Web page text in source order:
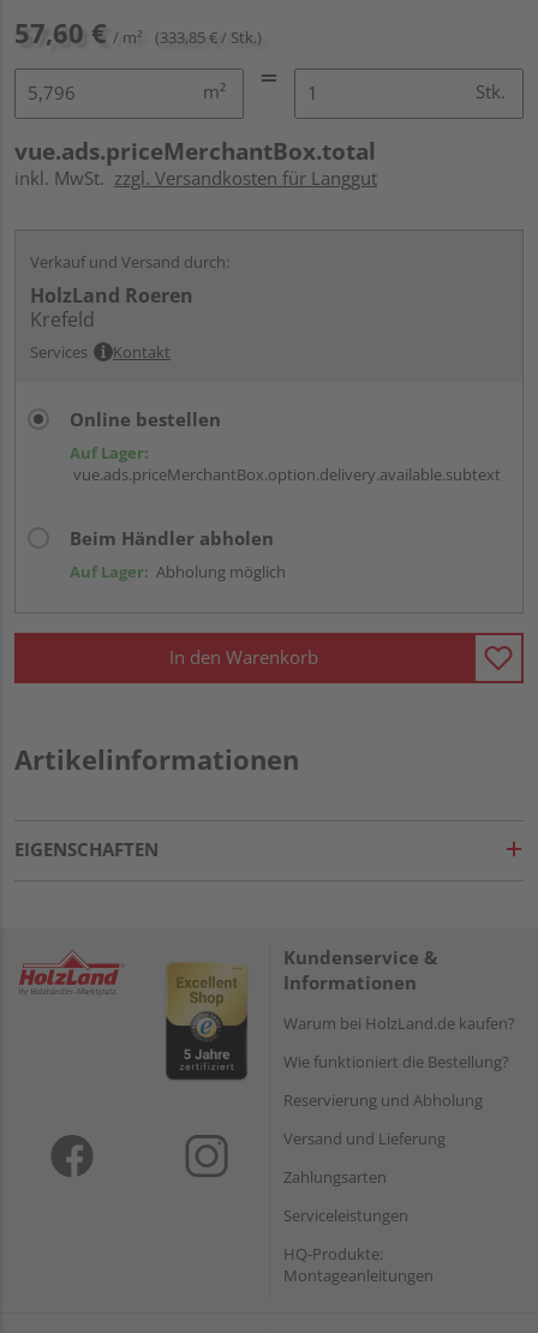
57,60 € / m² (333,85 € / Stk.)
m² Stk.
vue.ads.priceMerchantBox.total
inkl. MwSt. zzgl. Versandkosten für Langgut
Verkauf und Versand durch:
HolzLand Roeren
Krefeld
Services Kontakt
Online bestellen
Auf Lager:
vue.ads.priceMerchantBox.option.delivery.available.subtext
Beim Händler abholen
Auf Lager: Abholung möglich
In den Warenkorb
Artikelinformationen
EIGENSCHAFTEN
Kundenservice &
Informationen
Warum bei HolzLand.de kaufen?
Wie funktioniert die Bestellung?
Reservierung und Abholung
Versand und Lieferung
Zahlungsarten
Serviceleistungen
HQ-Produkte:
Montageanleitungen